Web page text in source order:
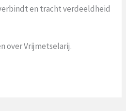
en tracht verdeeldheid
over Vrijmetselarij.